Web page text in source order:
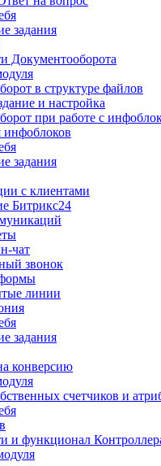
задания
Документооборота
в структуре файлов
и настройка
при работе с
инфоблоков
задания
с клиентами
Битрикс24
чат
звонок
линии
задания
конверсию
счетчиков и
и функционал